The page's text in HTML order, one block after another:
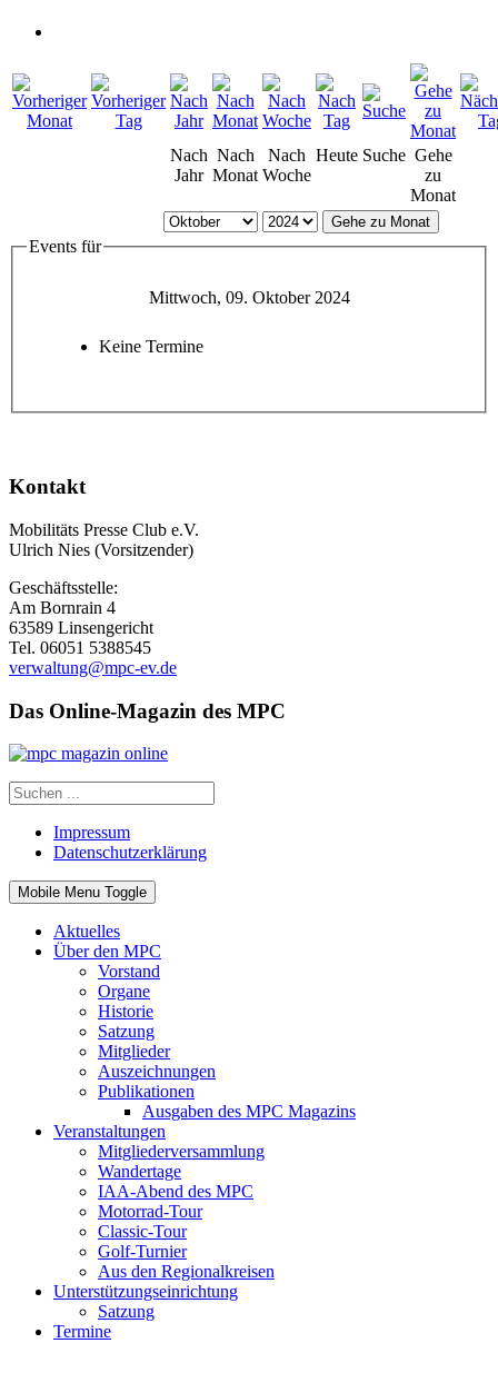
Nach
Jahr
Nach
Monat
Nach
Woche
Heute Suche Gehe
zu
Monat
Gehe zu Monat
Events für
Mittwoch, 09. Oktober 2024
Keine Termine
Kontakt
Mobilitäts Presse Club e.V.
Ulrich Nies (Vorsitzender)
Geschäftsstelle:
Am Bornrain 4
63589 Linsengericht
Tel. 06051 5388545
verwaltung@mpc-ev.de
Das Online-Magazin des MPC
Impressum
Datenschutzerklärung
Mobile Menu Toggle
Aktuelles
Über den MPC
Vorstand
Organe
Historie
Satzung
Mitglieder
Auszeichnungen
Publikationen
Ausgaben des MPC Magazins
Veranstaltungen
Mitgliederversammlung
Wandertage
IAA-Abend des MPC
Motorrad-Tour
Classic-Tour
Golf-Turnier
Aus den Regionalkreisen
Unterstützungseinrichtung
Satzung
Termine